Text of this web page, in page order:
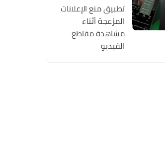
تطبيق منع الإعلانات
المزعجة أثناء
مشاهدة مقاطع
الفيديو